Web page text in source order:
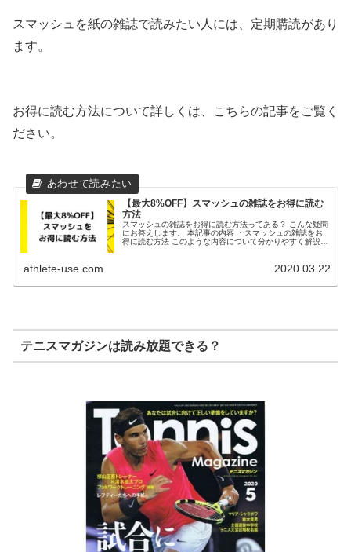
スマッシュを紙の雑誌で読みたい人には、定期購読があり
ます。
お得に読む方法について詳しくは、こちらの記事をご覧く
ださい。
【最大8%OFF】スマッシュの雑誌をお得に読む
方法
スマッシュの雑誌をお得に読む方法ってある？ こんな疑問
にお答えします。 本記事の内容 ・スマッシュの雑誌をお
得に読む方法 このような内容について分かりやすく解説し
athlete-use.com 2020.03.22
テニスマガジンは読み放題できる？